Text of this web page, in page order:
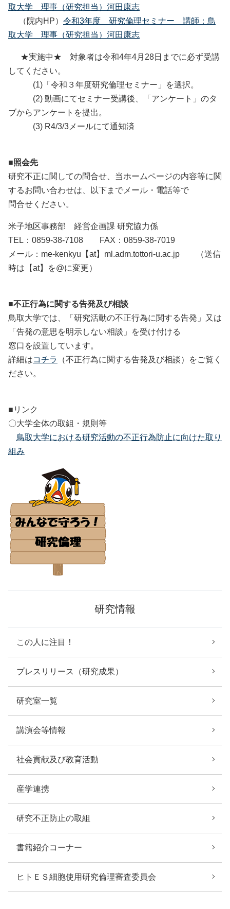
取大学 理事（研究担当）河田康志
（院内HP） 令和3年度 研究倫理セミナー 講師：鳥
取大学 理事（研究担当）河田康志
★実施中★ 対象者は令和4年4月28日までに必ず受講
してください。
(1)「令和３年度研究倫理セミナー」を選択。
(2) 動画にてセミナー受講後、「アンケート」のタ
ブからアンケートを提出。
(3) R4/3/3メールにて通知済
■照会先
研究不正に関しての問合せ、当ホームページの内容等に関
するお問い合わせは、以下までメール・電話等で
問合せください。
米子地区事務部 経営企画課 研究協力係
TEL：0859-38-7108 FAX：0859-38-7019
メール：me-kenkyu【at】ml.adm.tottori-u.ac.jp （送信
時は【at】を@に変更）
■不正行為に関する告発及び相談
鳥取大学では、「研究活動の不正行為に関する告発」又は
「告発の意思を明示しない相談」を受け付ける
窓口を設置しています。
詳細はコチラ
（不正行為に関する告発及び相談）をご覧く
ださい。
■リンク
〇大学全体の取組・規則等
鳥取大学における研究活動の不正行為防止に向けた取り
組み
研究情報
この人に注目！
プレスリリース（研究成果）
研究室一覧
講演会等情報
社会貢献及び教育活動
産学連携
研究不正防止の取組
書籍紹介コーナー
ヒトＥＳ細胞使用研究倫理審査委員会